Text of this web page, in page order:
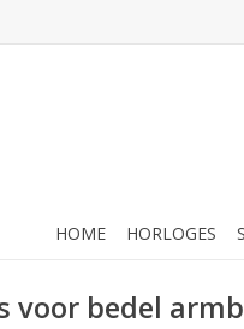
HOME HORLOGES
voor bedel